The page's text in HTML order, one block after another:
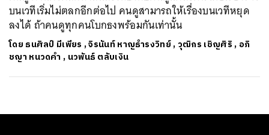
บนเวทีเริ่มไม่ตลกอีกต่อไป คนดูสามารถให้เรื่องบนเวทีหยุด
ลงได้ ถ้าคนดูทุกคนโบกธงพร้อมกันเท่านั้น
โดย ธนศิลป์ มีเพียร ,จิรนันท์ หาญธำรงวิทย์,วุฒิกร เชิญศิริ, อภิ
ชญา หนวดคำ , นวพันธ์ ตลับเงิน